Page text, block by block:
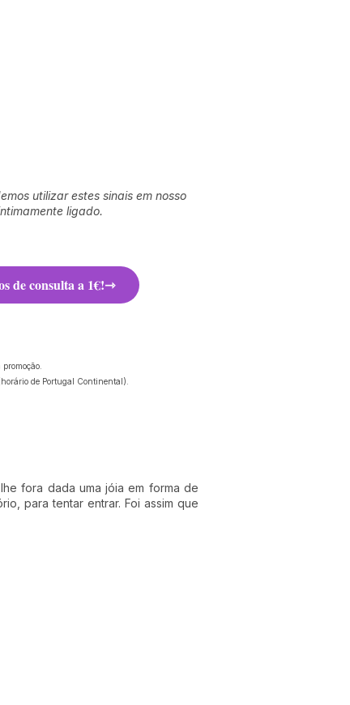
utilizar estes sinais em nosso
ligado.
de consulta a 1€!
de Portugal Continental).
fora dada uma jóia em forma de
para tentar entrar. Foi assim que